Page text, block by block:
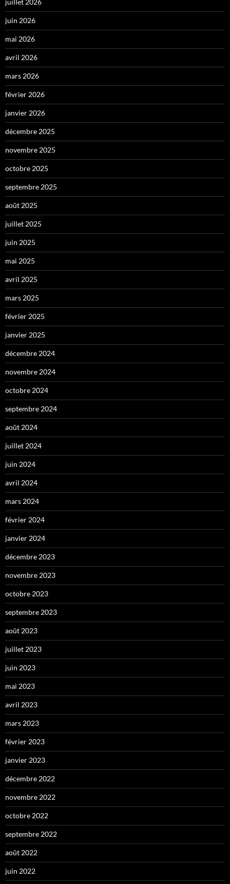
juin 2026
mai 2026
avril 2026
mars 2026
février 2026
janvier 2026
décembre 2025
novembre 2025
octobre 2025
septembre 2025
août 2025
juillet 2025
juin 2025
mai 2025
avril 2025
mars 2025
février 2025
janvier 2025
décembre 2024
novembre 2024
octobre 2024
septembre 2024
août 2024
juillet 2024
juin 2024
avril 2024
mars 2024
février 2024
janvier 2024
décembre 2023
novembre 2023
octobre 2023
septembre 2023
août 2023
juillet 2023
juin 2023
mai 2023
avril 2023
mars 2023
février 2023
janvier 2023
décembre 2022
novembre 2022
octobre 2022
septembre 2022
août 2022
juin 2022